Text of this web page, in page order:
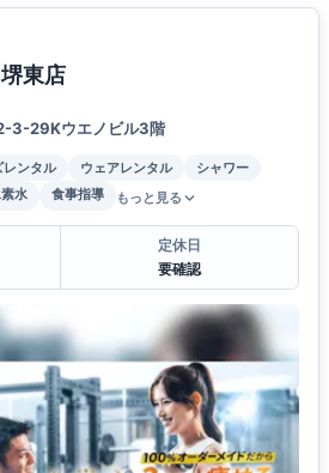
東店
3-29Kウエノビル3階
レンタル ウェアレンタル
シャワー
水 食事指導 もっと見る
定休日
要確認